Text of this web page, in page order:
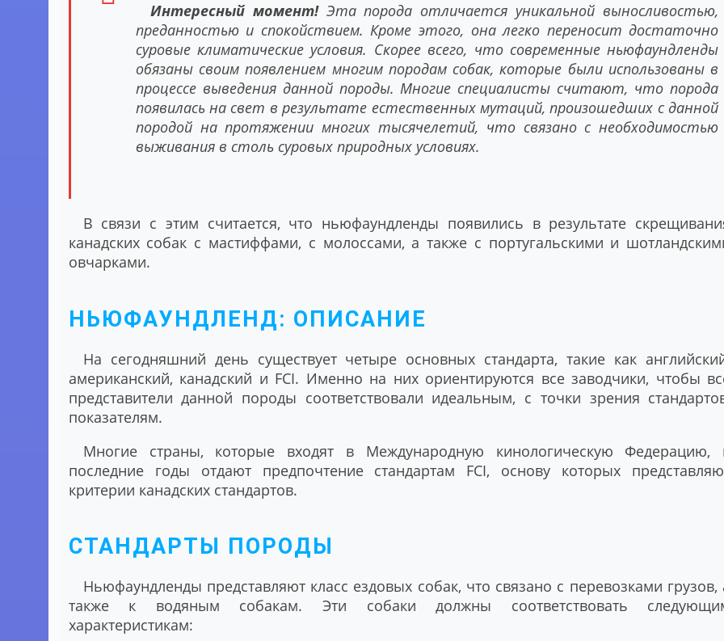
Интересный момент!Эта порода отличается уникальной выносливостью,
преданностью и спокойствием. Кроме этого, она легко переносит достаточно
суровые климатические условия. Скорее всего, что современные ньюфаундленды
обязаны своим появлением многим породам собак, которые были использованы в
процессе выведения данной породы. Многие специалисты считают, что порода
появилась на свет в результате естественных мутаций, произошедших с данной
породой на протяжении многих тысячелетий, что связано с необходимостью
выживания в столь суровых природных условиях.
В связи с этим считается, что ньюфаундленды появились в результате
канадских собак с мастиффами, с молоссами, а также с португальскими и
овчарками.
НЬЮФАУНДЛЕНД: ОПИСАНИЕ
На сегодняшний день существует четыре основных стандарта, такие как
американский, канадский и FCI. Именно на них ориентируются все заводчики, чтобы
представители данной породы соответствовали идеальным, с точки зрения
показателям.
Многие страны, которые входят в Международную кинологическую Федерацию,
последние годы отдают предпочтение стандартам FCI, основу которых
критерии канадских стандартов.
СТАНДАРТЫ ПОРОДЫ
Ньюфаундленды представляют класс ездовых собак, что связано с перевозками грузов,
также к водяным собакам. Эти собаки должны соответствовать
характеристикам: